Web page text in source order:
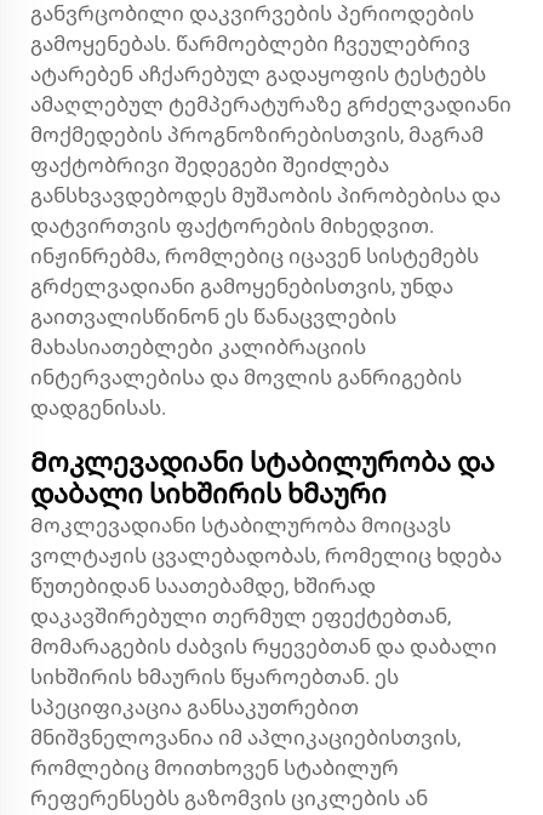
განვრცობილი დაკვირვების პერიოდების
გამოყენებას. წარმოებლები ჩვეულებრივ
ატარებენ აჩქარებულ გადაყოფის ტესტებს
ამაღლებულ ტემპერატურაზე გრძელვადიანი
მოქმედების პროგნოზირებისთვის, მაგრამ
ფაქტობრივი შედეგები შეიძლება
განსხვავდებოდეს მუშაობის პირობებისა და
დატვირთვის ფაქტორების მიხედვით.
ინჟინრებმა, რომლებიც იცავენ სისტემებს
გრძელვადიანი გამოყენებისთვის, უნდა
გაითვალისწინონ ეს წანაცვლების
მახასიათებლები კალიბრაციის
ინტერვალებისა და მოვლის განრიგების
დადგენისას.
Მოკლევადიანი სტაბილურობა და
დაბალი სიხშირის ხმაური
Მოკლევადიანი სტაბილურობა მოიცავს
ვოლტაჟის ცვალებადობას, რომელიც ხდება
წუთებიდან საათებამდე, ხშირად
დაკავშირებული თერმულ ეფექტებთან,
მომარაგების ძაბვის რყევებთან და დაბალი
სიხშირის ხმაურის წყაროებთან. ეს
სპეციფიკაცია განსაკუთრებით
მნიშვნელოვანია იმ აპლიკაციებისთვის,
რომლებიც მოითხოვენ სტაბილურ
რეფერენსებს გაზომვის ციკლების ან